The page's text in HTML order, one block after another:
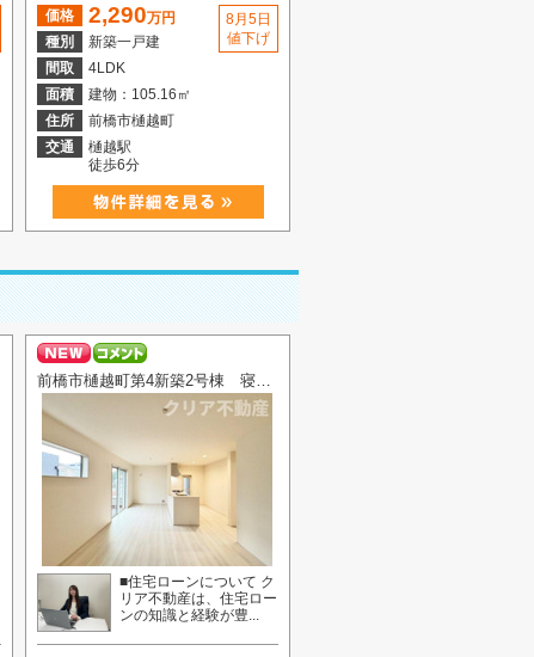
価格 2,290万円
種別
新築一戸建
間取
4LDK
面積
建物：105.16㎡
住所
前橋市樋越町
交通
樋越駅
徒歩6分
8月5日
値下げ
前橋市樋越町第4新築2号棟 寝室10帖♪
■住宅ローンについて ク
リア不動産は、住宅ロー
ンの知識と経験が豊...